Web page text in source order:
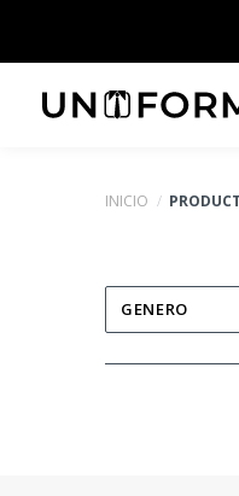
INICIO /
GENERO